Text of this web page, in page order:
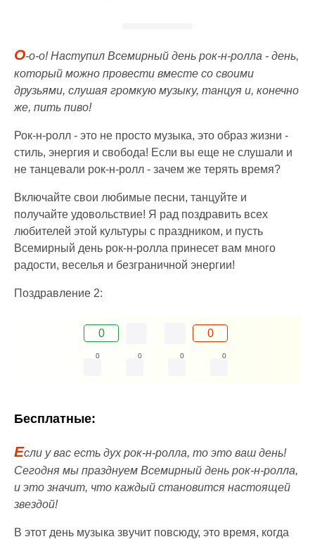
О-о-о! Наступил Всемирный день рок-н-ролла - день,
который можно провести вместе со своими
друзьями, слушая громкую музыку, танцуя и, конечно
же, пить пиво!
Рок-н-ролл - это не просто музыка, это образ жизни -
стиль, энергия и свобода! Если вы еще не слушали и
не танцевали рок-н-ролл - зачем же терять время?
Включайте свои любимые песни, танцуйте и
получайте удовольствие! Я рад поздравить всех
любителей этой культуры с праздником, и пусть
Всемирный день рок-н-ролла принесет вам много
радости, веселья и безграничной энергии!
Поздравление 2:
0 0
0 0 0 0
Бесплатные:
Если у вас есть дух рок-н-ролла, то это ваш день!
Сегодня мы празднуем Всемирный день рок-н-ролла,
и это значит, что каждый становится настоящей
звездой!
В этот день музыка звучит повсюду, это время, когда